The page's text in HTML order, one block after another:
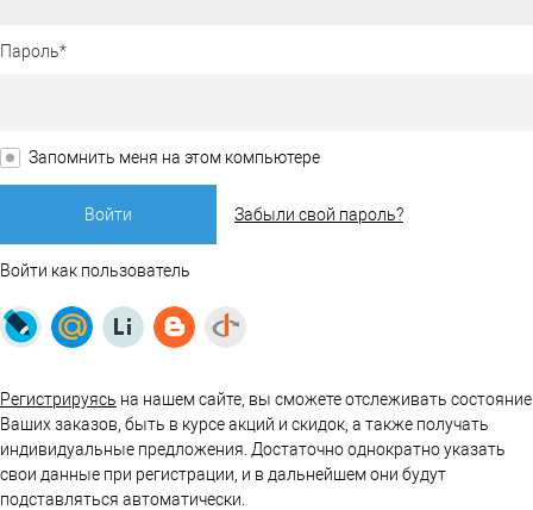
Пароль*
Запомнить меня на этом компьютере
Забыли свой пароль?
Войти как пользователь
Регистрируясь на нашем сайте, вы сможете отслеживать состояние
Ваших заказов, быть в курсе акций и скидок, а также получать
индивидуальные предложения. Достаточно однократно указать
свои данные при регистрации, и в дальнейшем они будут
подставляться автоматически.